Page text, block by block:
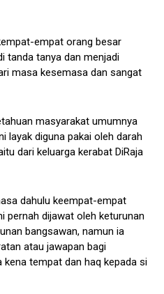
empat orang besar
tanda tanya dan menjadi
masa kesemasa dan sangat
masyarakat umumnya
layak diguna pakai oleh darah
dari keluarga kerabat DiRaja
dahulu keempat-empat
pernah dijawat oleh keturunan
bangsawan, namun ia
atau jawapan bagi
kena tempat dan haq kepada si